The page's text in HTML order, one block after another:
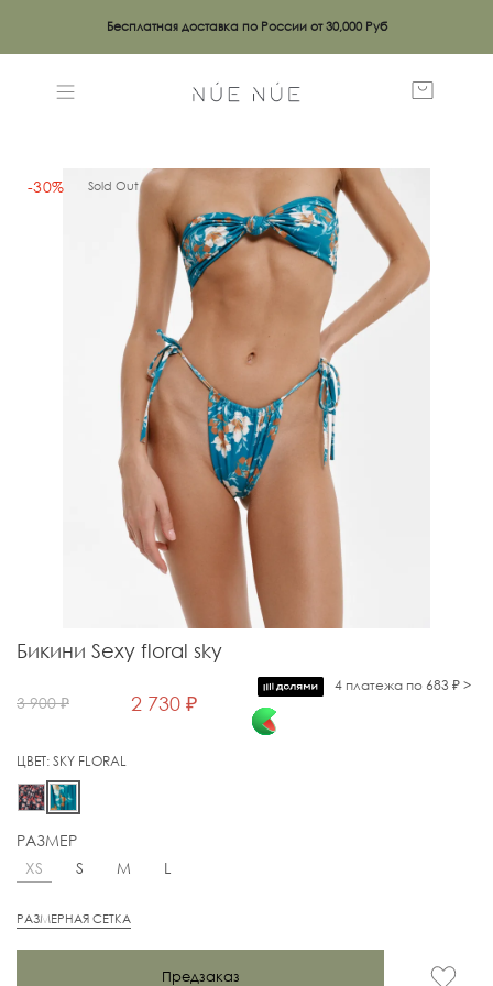
Бесплатная доставка по России от 30,000 Руб
-30% Sold Out
Бикини Sexy floral sky
3 900 ₽ 2 730 ₽
4 платежа по 683 ₽ >
ЦВЕТ:SKY FLORAL
РАЗМЕР
XS
S M L
РАЗМЕРНАЯ СЕТКА
Предзаказ